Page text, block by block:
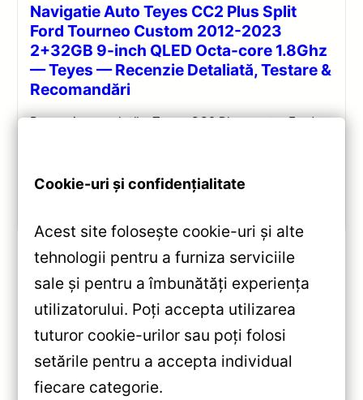
Navigatie Auto Teyes CC2 Plus Split
Ford Tourneo Custom 2012-2023
2+32GB 9-inch QLED Octa-core 1.8Ghz
— Teyes — Recenzie Detaliată, Testare &
Recomandări
Recenzie completă a Teyes CC2 Plus pentru Ford
«Navigatie Auto Teyes Lux One
Lexus RX 2003-2023 12.3″
4+32GB — Recenzie Detaliată,
Testare & Recomandări
Cookie-uri și confidențialitate
Acest site folosește cookie-uri și alte
tehnologii pentru a furniza serviciile
sale și pentru a îmbunătăți experiența
utilizatorului. Poți accepta utilizarea
tuturor cookie-urilor sau poți folosi
setările pentru a accepta individual
fiecare categorie.